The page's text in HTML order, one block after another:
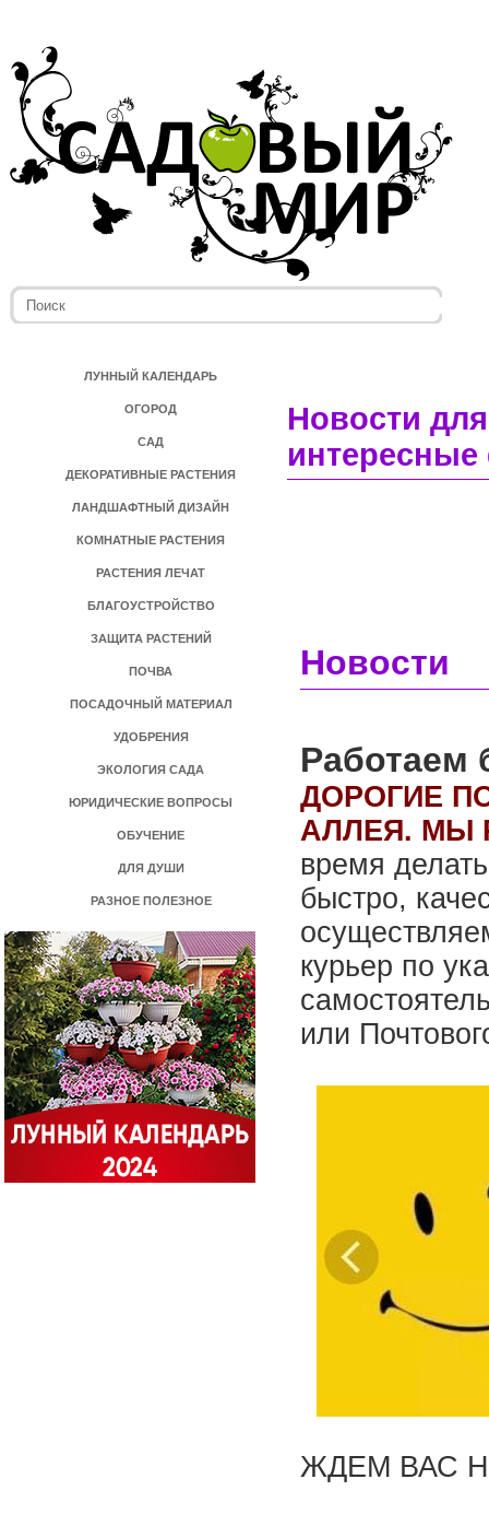
ЛУННЫЙ КАЛЕНДАРЬ
ОГОРОД
САД
ДЕКОРАТИВНЫЕ РАСТЕНИЯ
ЛАНДШАФТНЫЙ ДИЗАЙН
КОМНАТНЫЕ РАСТЕНИЯ
РАСТЕНИЯ ЛЕЧАТ
БЛАГОУСТРОЙСТВО
ЗАЩИТА РАСТЕНИЙ
ПОЧВА
ПОСАДОЧНЫЙ МАТЕРИАЛ
УДОБРЕНИЯ
ЭКОЛОГИЯ САДА
ЮРИДИЧЕСКИЕ ВОПРОСЫ
ОБУЧЕНИЕ
ДЛЯ ДУШИ
РАЗНОЕ ПОЛЕЗНОЕ
Новости
Новости
Работаем
ДОРОГИЕ
АЛЛЕЯ. МЫ
время
быстро,
курьер по
или
ЖДЕМ ВАС